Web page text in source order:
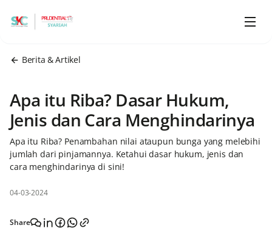
Berita & Artikel
Apa itu Riba? Dasar Hukum,
Jenis dan Cara Menghindarinya
Apa itu Riba? Penambahan nilai ataupun bunga yang melebihi
jumlah dari pinjamannya. Ketahui dasar hukum, jenis dan
cara menghindarinya di sini!
04-03-2024
Share